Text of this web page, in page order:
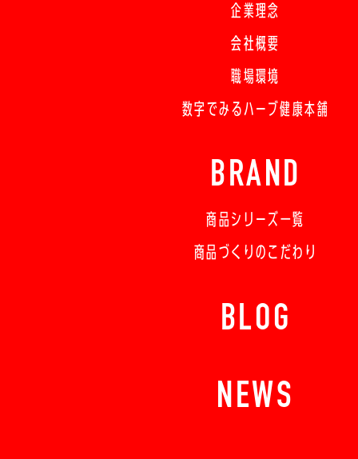
企業理念
会社概要
職場環境
数字でみるハーブ健康本舗
BRAND
商品シリーズ一覧
商品づくりのこだわり
BLOG
NEWS